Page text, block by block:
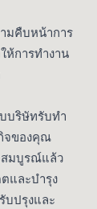
มคืบหน้าการ
ห้การทำงาน
บริษัทรับทำ
จของคุณ
สมบูรณ์แล้ว
และบำรุง
บปรุงและ